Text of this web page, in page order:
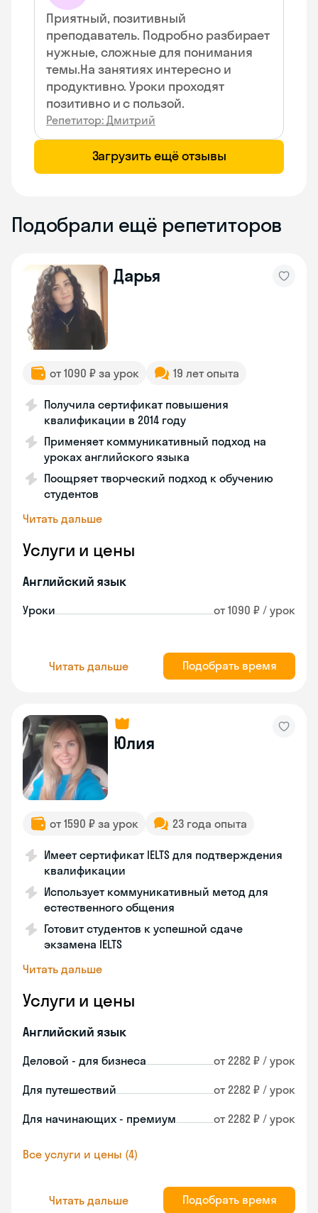
Приятный, позитивный
преподаватель. Подробно разбирает
нужные, сложные для понимания
темы.На занятиях интересно и
продуктивно. Уроки проходят
позитивно и с пользой.
Репетитор: Дмитрий
Загрузить ещё отзывы
Подобрали ещё репетиторов
Дарья
от 1090 ₽ за урок 19 лет опыта
Получила сертификат повышения
квалификации в 2014 году
Применяет коммуникативный подход на
уроках английского языка
Поощряет творческий подход к обучению
студентов
Читать дальше
Услуги и цены
Английский язык
Уроки от 1090 ₽ / урок
Читать дальше Подобрать время
Юлия
от 1590 ₽ за урок 23 года опыта
Имеет сертификат IELTS для подтверждения
квалификации
Использует коммуникативный метод для
естественного общения
Готовит студентов к успешной сдаче
экзамена IELTS
Читать дальше
Услуги и цены
Английский язык
Деловой - для бизнеса от 2282 ₽ / урок
Для путешествий от 2282 ₽ / урок
Для начинающих - премиум от 2282 ₽ / урок
Все услуги и цены (4)
Читать дальше Подобрать время